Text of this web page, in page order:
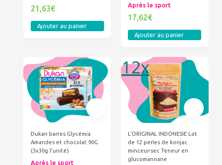
21,63€
Ajouter au panier
Après le sport
17,62€
Ajouter au panier
Dukan barres Glycémia
Amandes et chocolat 90G
(3x30g l'unité)
Après le sport
L'ORIGINAL INDONESIE Lot
de 12 perles de konjac
minceur-sec Teneur en
glucomannane